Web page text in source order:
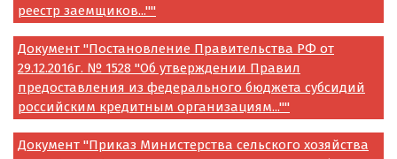
реестр заемщиков...""
Документ "Постановление Правительства РФ от
29.12.2016г. № 1528 "Об утверждении Правил
предоставления из федерального бюджета субсидий
российским кредитным организациям...""
Документ "Приказ Министерства сельского хозяйства